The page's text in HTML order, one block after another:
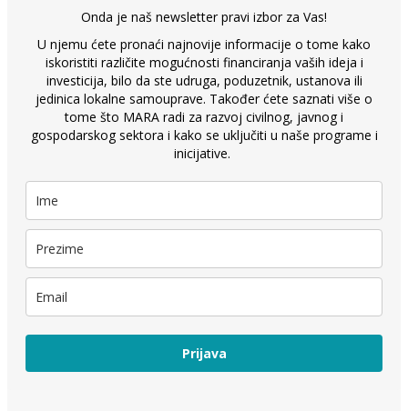
Onda je naš newsletter pravi izbor za Vas!
U njemu ćete pronaći najnovije informacije o tome kako
iskoristiti različite mogućnosti financiranja vaših ideja i
investicija, bilo da ste udruga, poduzetnik, ustanova ili
jedinica lokalne samouprave. Također ćete saznati više o
tome što MARA radi za razvoj civilnog, javnog i
gospodarskog sektora i kako se uključiti u naše programe i
inicijative.
Prijava